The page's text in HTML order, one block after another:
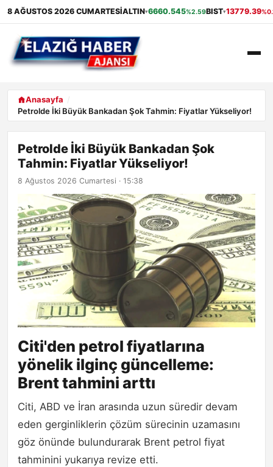
8 AĞUSTOS 2026 CUMARTESIALTIN▾6660.545%2.59BIST▾13779.39
ANASAYFA
GÜNDEM
EKONOMI
SAĞLIK
ALIŞVERIŞ
Anasayfa
Petrolde İki Büyük Bankadan Şok Tahmin: Fiyatlar Yükseliyor!
Petrolde İki Büyük Bankadan Şok
Tahmin: Fiyatlar Yükseliyor!
8 Ağustos 2026 Cumartesi · 15:38
Citi'den petrol fiyatlarına
yönelik ilginç güncelleme:
Brent tahmini arttı
Citi, ABD ve İran arasında uzun süredir devam
eden gerginliklerin çözüm sürecinin uzamasını
göz önünde bulundurarak Brent petrol fiyat
tahminini yukarıya revize etti.